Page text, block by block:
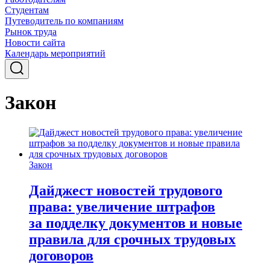
Студентам
Путеводитель по компаниям
Рынок труда
Новости сайта
Календарь мероприятий
Закон
Закон
Дайджест новостей трудового
права: увеличение штрафов
за подделку документов и новые
правила для срочных трудовых
договоров